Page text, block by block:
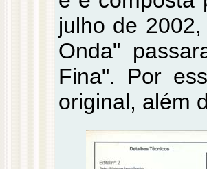
julho de
Onda"
Fina". Por
original, além